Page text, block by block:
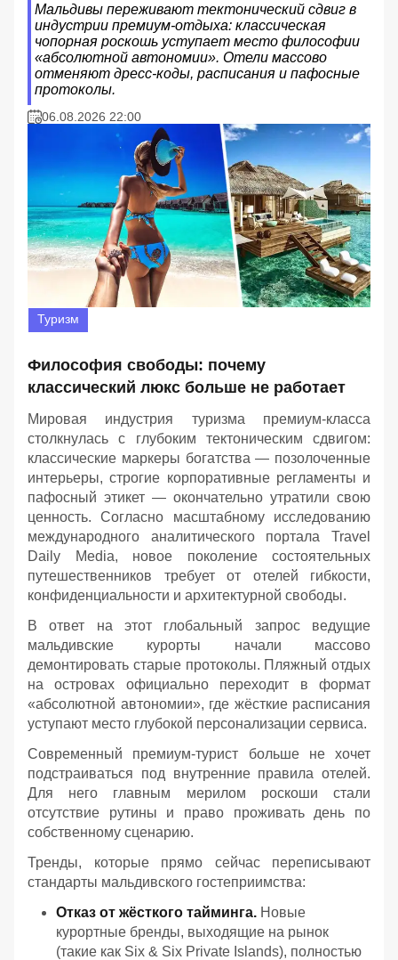
Мальдивы переживают тектонический сдвиг в
индустрии премиум-отдыха: классическая
чопорная роскошь уступает место философии
«абсолютной автономии». Отели массово
отменяют дресс-коды, расписания и пафосные
протоколы.
06.08.2026 22:00
Туризм
Философия свободы: почему
классический люкс больше не работает
Мировая индустрия туризма премиум-класса
столкнулась с глубоким тектоническим сдвигом:
классические маркеры богатства — позолоченные
интерьеры, строгие корпоративные регламенты и
пафосный этикет — окончательно утратили свою
ценность. Согласно масштабному исследованию
международного аналитического портала Travel
Daily Media, новое поколение состоятельных
путешественников требует от отелей гибкости,
конфиденциальности и архитектурной свободы.
В ответ на этот глобальный запрос ведущие
мальдивские курорты начали массово
демонтировать старые протоколы. Пляжный отдых
на островах официально переходит в формат
«абсолютной автономии», где жёсткие расписания
уступают место глубокой персонализации сервиса.
Современный премиум-турист больше не хочет
подстраиваться под внутренние правила отелей.
Для него главным мерилом роскоши стали
отсутствие рутины и право проживать день по
собственному сценарию.
Тренды, которые прямо сейчас переписывают
стандарты мальдивского гостеприимства:
Отказ от жёсткого тайминга. Новые
курортные бренды, выходящие на рынок
(такие как Six & Six Private Islands), полностью